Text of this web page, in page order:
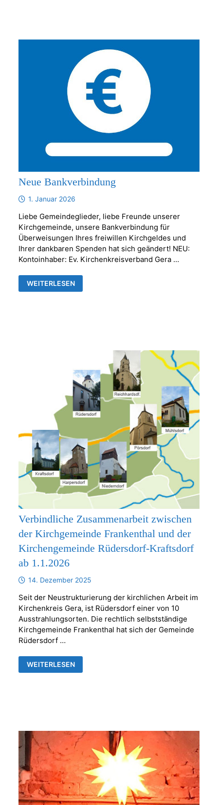
Neue Bankverbindung
1. Januar 2026
Liebe Gemeindeglieder, liebe Freunde unserer
Kirchgemeinde, unsere Bankverbindung für
Überweisungen Ihres freiwillen Kirchgeldes und
Ihrer dankbaren Spenden hat sich geändert! NEU:
Kontoinhaber: Ev. Kirchenkreisverband Gera …
NEUE
BANKVERBINDUNG
WEITERLESEN
Verbindliche Zusammenarbeit zwischen
der Kirchgemeinde Frankenthal und der
Kirchengemeinde Rüdersdorf-Kraftsdorf
ab 1.1.2026
14. Dezember 2025
Seit der Neustrukturierung der kirchlichen Arbeit im
Kirchenkreis Gera, ist Rüdersdorf einer von 10
Ausstrahlungsorten. Die rechtlich selbstständige
Kirchgemeinde Frankenthal hat sich der Gemeinde
Rüdersdorf …
VERBINDLICHE
ZUSAMMENARBEIT
ZWISCHEN
KRAFTSDORF
AB
1.1.2026
WEITERLESEN